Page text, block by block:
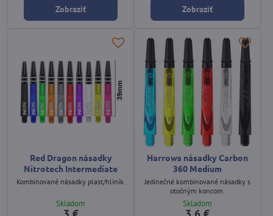
Zobraziť Zobraziť
Red Dragon násadky
Nitrotech Intermediate
Kombinované násadky plast/hliník.
Skladom
Harrows násadky Carbon
360 Medium
Jedinečné kombinované násadky s
otočným koncom.
Skladom